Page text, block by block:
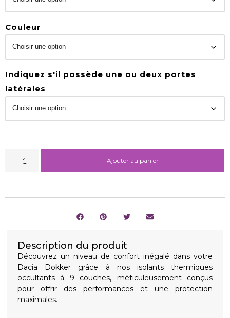
Couleur
Indiquez s'il possède une ou deux portes
latérales
Ajouter au panier
Description du produit
Découvrez un niveau de confort inégalé dans votre
Dacia Dokker grâce à nos isolants thermiques
occultants à 9 couches, méticuleusement conçus
pour offrir des performances et une protection
maximales.